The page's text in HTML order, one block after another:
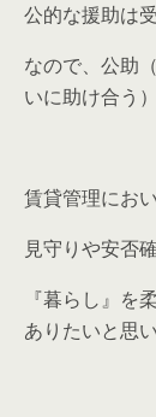
公的な援助は
なので、公助
いに助け合う
賃貸管理にお
見守りや安否
『暮らし』を
ありたいと思い